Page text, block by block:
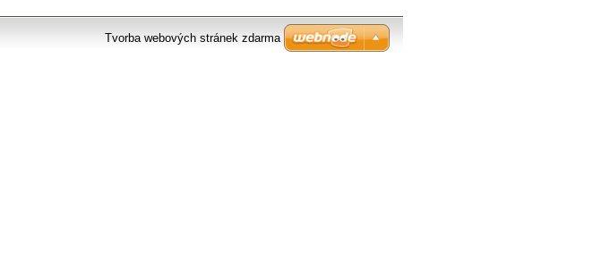
Tvorba webových stránek zdarma